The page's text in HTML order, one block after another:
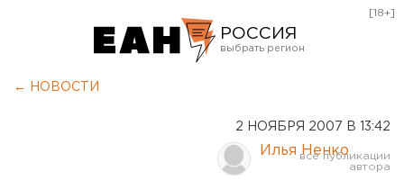
РОССИЯ
Курган
Оренбург
[18+]
← НОВОСТИ
2 НОЯБРЯ 2007 В 13:42
Илья Ненко